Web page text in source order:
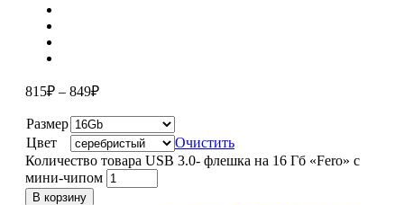
815₽ – 849₽
Размер
Цвет
Очистить
Количество товара USB 3.0- флешка на 16 Гб «Fero» с
мини-чипом
В корзину